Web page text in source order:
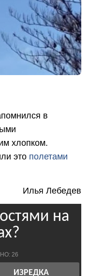
в
хлопком.
это полетами
Илья Лебедев